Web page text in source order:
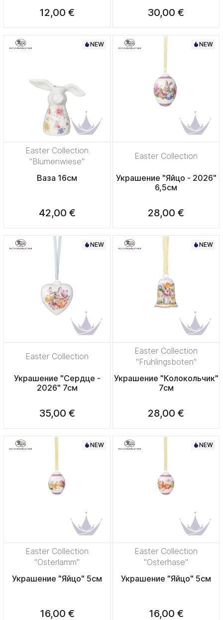
12,00 € 30,00 €
NEW
Easter Collection
"Blumenwiese"
Ваза 16см
42,00 €
NEW
Easter Collection
Украшение "Яйцо - 2026"
6,5см
28,00 €
NEW
Easter Collection
Украшение "Сердце -
2026" 7см
35,00 €
NEW
Easter Collection
"Frühlingsboten"
Украшение "Колокольчик"
7см
28,00 €
NEW
Easter Collection
"Osterlamm"
Украшение "Яйцо" 5см
16,00 €
NEW
Easter Collection
"Osterhase"
Украшение "Яйцо" 5см
16,00 €